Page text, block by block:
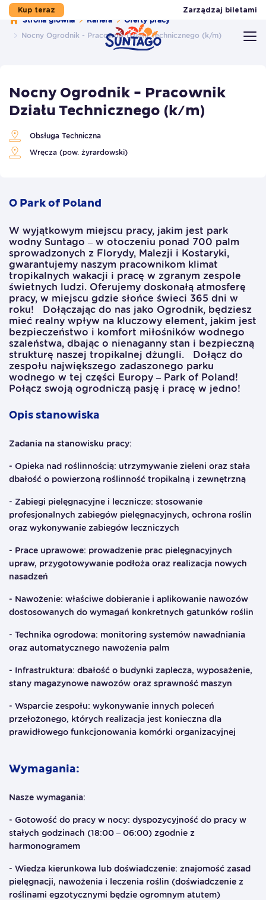
Przejdź do menu
Przejdź do treści
Przejdź do stopki
Mapa serwisu
Zarządzaj biletami
Kup teraz
Strona główna Kariera
Oferty pracy
Nocny Ogrodnik - Pracownik Działu Technicznego (k/m)
Nocny Ogrodnik - Pracownik
Działu Technicznego (k/m)
Obsługa Techniczna
Wręcza (pow. żyrardowski)
O Park of Poland
W wyjątkowym miejscu pracy, jakim jest park
wodny Suntago – w otoczeniu ponad 700 palm
sprowadzonych z Florydy, Malezji i Kostaryki,
gwarantujemy naszym pracownikom klimat
tropikalnych wakacji i pracę w zgranym zespole
świetnych ludzi. Oferujemy doskonałą atmosferę
pracy, w miejscu gdzie słońce świeci 365 dni w
roku! Dołączając do nas jako Ogrodnik, będziesz
mieć realny wpływ na kluczowy element, jakim jest
bezpieczeństwo i komfort miłośników wodnego
szaleństwa, dbając o nienaganny stan i bezpieczną
strukturę naszej tropikalnej dżungli. Dołącz do
zespołu największego zadaszonego parku
wodnego w tej części Europy – Park of Poland!
Połącz swoją ogrodniczą pasję i pracę w jedno!
Opis stanowiska
Zadania na stanowisku pracy:
- Opieka nad roślinnością: utrzymywanie zieleni oraz stała
dbałość o powierzoną roślinność tropikalną i zewnętrzną
- Zabiegi pielęgnacyjne i lecznicze: stosowanie
profesjonalnych zabiegów pielęgnacyjnych, ochrona roślin
oraz wykonywanie zabiegów leczniczych
- Prace uprawowe: prowadzenie prac pielęgnacyjnych
upraw, przygotowywanie podłoża oraz realizacja nowych
nasadzeń
- Nawożenie: właściwe dobieranie i aplikowanie nawozów
dostosowanych do wymagań konkretnych gatunków roślin
- Technika ogrodowa: monitoring systemów nawadniania
oraz automatycznego nawożenia palm
- Infrastruktura: dbałość o budynki zaplecza, wyposażenie,
stany magazynowe nawozów oraz sprawność maszyn
- Wsparcie zespołu: wykonywanie innych poleceń
przełożonego, których realizacja jest konieczna dla
prawidłowego funkcjonowania komórki organizacyjnej
Wymagania:
Nasze wymagania:
- Gotowość do pracy w nocy: dyspozycyjność do pracy w
stałych godzinach (18:00 – 06:00) zgodnie z
harmonogramem
- Wiedza kierunkowa lub doświadczenie: znajomość zasad
pielęgnacji, nawożenia i leczenia roślin (doświadczenie z
roślinami egzotycznymi będzie ogromnym atutem)